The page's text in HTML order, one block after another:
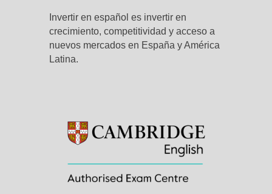
Invertir en español es invertir en
crecimiento, competitividad y acceso a
nuevos mercados en España y América
Latina.